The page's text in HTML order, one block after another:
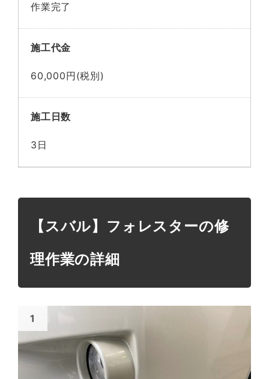
作業完了
施工代金
60,000円(税別)
施工日数
3日
【スバル】フォレスターの修
理作業の詳細